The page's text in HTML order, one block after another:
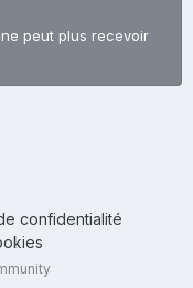
peut plus recevoir
confidentialité